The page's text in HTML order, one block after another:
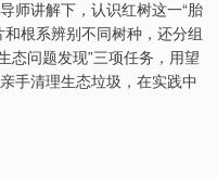
师讲解下，认识红树这一“胎
根系辨别不同树种，还分组
态问题发现”三项任务，用望
手清理生态垃圾，在实践中